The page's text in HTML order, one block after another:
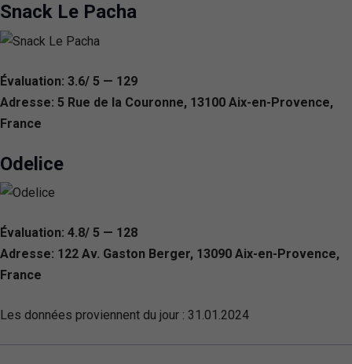
Snack Le Pacha
Évaluation: 3.6/ 5 — 129
Adresse: 5 Rue de la Couronne, 13100 Aix-en-Provence,
France
Odelice
Évaluation: 4.8/ 5 — 128
Adresse: 122 Av. Gaston Berger, 13090 Aix-en-Provence,
France
Les données proviennent du jour : 31.01.2024